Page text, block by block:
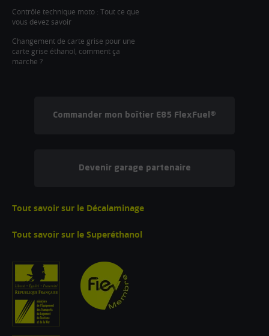
Contrôle technique moto : Tout ce que
vous devez savoir
Changement de carte grise pour une
carte grise éthanol, comment ça
marche ?
Commander mon boîtier E85 FlexFuel®
Devenir garage partenaire
Tout savoir sur le Décalaminage
Tout savoir sur le Superéthanol